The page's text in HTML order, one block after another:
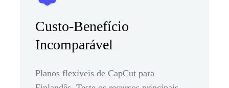
Custo-Benefício
Incomparável
Planos flexíveis de CapCut para